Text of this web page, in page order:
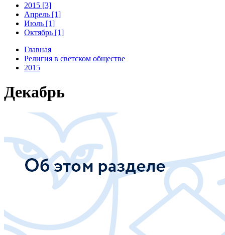
2015 [3]
Апрель [1]
Июль [1]
Октябрь [1]
Главная
Религия в светском обществе
2015
Декабрь